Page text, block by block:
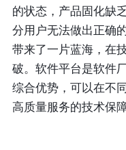
的状态，产品固化缺
分用户无法做出正确
带来了一片蓝海，在
破。软件平台是软件
综合优势，可以在不
高质量服务的技术保障